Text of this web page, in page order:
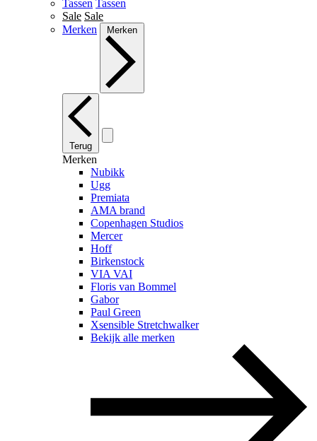
Tassen Tassen
Sale Sale
Merken
Merken
Terug
Merken
Nubikk
Ugg
Premiata
AMA brand
Copenhagen Studios
Mercer
Hoff
Birkenstock
VIA VAI
Floris van Bommel
Gabor
Paul Green
Xsensible Stretchwalker
Bekijk alle merken